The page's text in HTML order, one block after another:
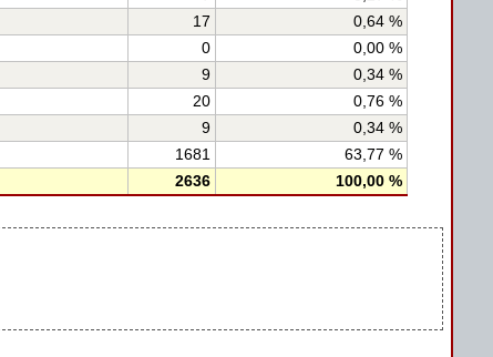
17
0,64 %
0
0,00 %
9
0,34 %
20
0,76 %
9
0,34 %
1681
63,77 %
2636 100,00 %